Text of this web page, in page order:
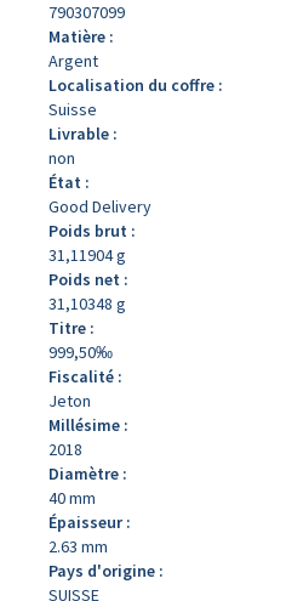
790307099
Matière :
Argent
Localisation du coffre :
Suisse
Livrable :
non
État :
Good Delivery
Poids brut :
31,11904 g
Poids net :
31,10348 g
Titre :
999,50‰
Fiscalité :
Jeton
Millésime :
2018
Diamètre :
40 mm
Épaisseur :
2.63 mm
Pays d'origine :
SUISSE